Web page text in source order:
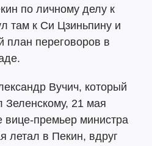
по личному делу к
там к Си Цзиньпину и
план переговоров в
Вучич, который
Зеленскому, 21 мая
вице-премьер министра
летал в Пекин, вдруг